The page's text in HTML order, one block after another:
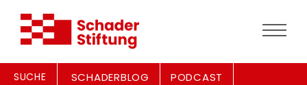
SUCHE SCHADERBLOG PODCAST